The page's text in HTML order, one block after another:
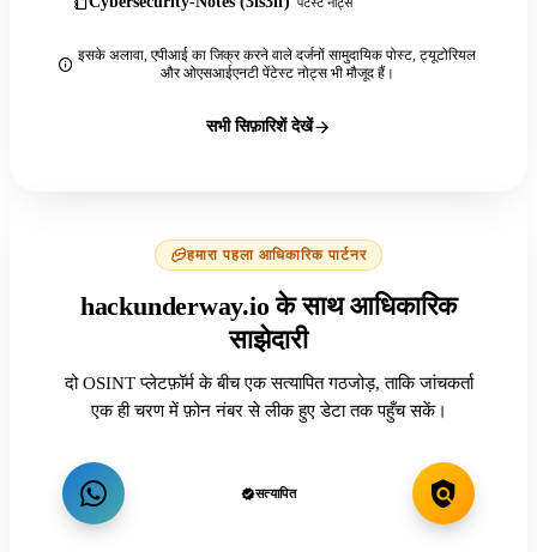
इसके अलावा, एपीआई का जिक्र करने वाले दर्जनों सामुदायिक पोस्ट, ट्यूटोरियल
और ओएसआईएनटी पेंटेस्ट नोट्स भी मौजूद हैं।
सभी सिफ़ारिशें देखें
हमारा पहला आधिकारिक पार्टनर
hackunderway.io के साथ आधिकारिक
साझेदारी
दो OSINT प्लेटफ़ॉर्म के बीच एक सत्यापित गठजोड़, ताकि जांचकर्ता
एक ही चरण में फ़ोन नंबर से लीक हुए डेटा तक पहुँच सकें।
सत्यापित